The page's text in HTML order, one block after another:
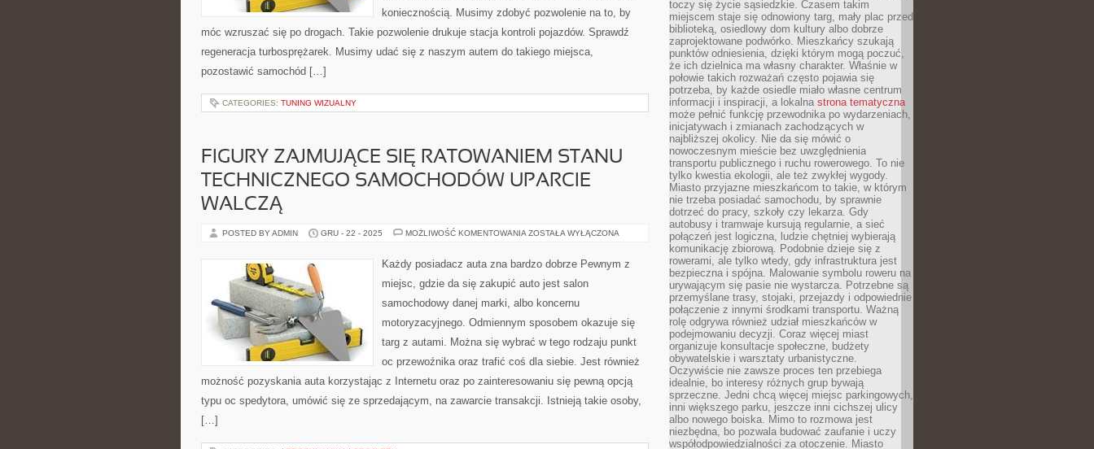
koniecznością. Musimy zdobyć pozwolenie na to, by
móc wzruszać się po drogach. Takie pozwolenie drukuje stacja kontroli pojazdów. Sprawdź
regeneracja turbosprężarek. Musimy udać się z naszym autem do takiego miejsca,
pozostawić samochód […]
CATEGORIES: TUNING WIZUALNY
FIGURY ZAJMUJĄCE SIĘ RATOWANIEM STANU
TECHNICZNEGO SAMOCHODÓW UPARCIE
WALCZĄ
POSTED BY ADMIN GRU - 22 - 2025 MOŻLIWOŚĆ KOMENTOWANIA FIGURY
RATOWANIEM
STANU
SAMOCHODÓW
WALCZĄ
ZOSTAŁA WYŁĄCZONA
Każdy posiadacz auta zna bardzo dobrze Pewnym z
miejsc, gdzie da się zakupić auto jest salon
samochodowy danej marki, albo koncernu
motoryzacyjnego. Odmiennym sposobem okazuje się
targ z autami. Można się wybrać w tego rodzaju punkt
oc przewoźnika oraz trafić coś dla siebie. Jest również
możność pozyskania auta korzystając z Internetu oraz po zainteresowaniu się pewną opcją
typu oc spedytora, umówić się ze sprzedającym, na zawarcie transakcji. Istnieją takie osoby,
[…]
toczy się życie sąsiedzkie. Czasem takim
miejscem staje się odnowiony targ, mały plac przed
biblioteką, osiedlowy dom kultury albo dobrze
zaprojektowane podwórko. Mieszkańcy szukają
punktów odniesienia, dzięki którym mogą poczuć,
że ich dzielnica ma własny charakter. Właśnie w
połowie takich rozważań często pojawia się
potrzeba, by każde osiedle miało własne centrum
informacji i inspiracji, a lokalna strona tematyczna
może pełnić funkcję przewodnika po wydarzeniach,
inicjatywach i zmianach zachodzących w
najbliższej okolicy. Nie da się mówić o
nowoczesnym mieście bez uwzględnienia
transportu publicznego i ruchu rowerowego. To nie
tylko kwestia ekologii, ale też zwykłej wygody.
Miasto przyjazne mieszkańcom to takie, w którym
nie trzeba posiadać samochodu, by sprawnie
dotrzeć do pracy, szkoły czy lekarza. Gdy
autobusy i tramwaje kursują regularnie, a sieć
połączeń jest logiczna, ludzie chętniej wybierają
komunikację zbiorową. Podobnie dzieje się z
rowerami, ale tylko wtedy, gdy infrastruktura jest
bezpieczna i spójna. Malowanie symbolu roweru na
urywającym się pasie nie wystarcza. Potrzebne są
przemyślane trasy, stojaki, przejazdy i odpowiednie
połączenie z innymi środkami transportu. Ważną
rolę odgrywa również udział mieszkańców w
podejmowaniu decyzji. Coraz więcej miast
organizuje konsultacje społeczne, budżety
obywatelskie i warsztaty urbanistyczne.
Oczywiście nie zawsze proces ten przebiega
idealnie, bo interesy różnych grup bywają
sprzeczne. Jedni chcą więcej miejsc parkingowych,
inni większego parku, jeszcze inni cichszej ulicy
albo nowego boiska. Mimo to rozmowa jest
niezbędna, bo pozwala budować zaufanie i uczy
współodpowiedzialności za otoczenie. Miasto